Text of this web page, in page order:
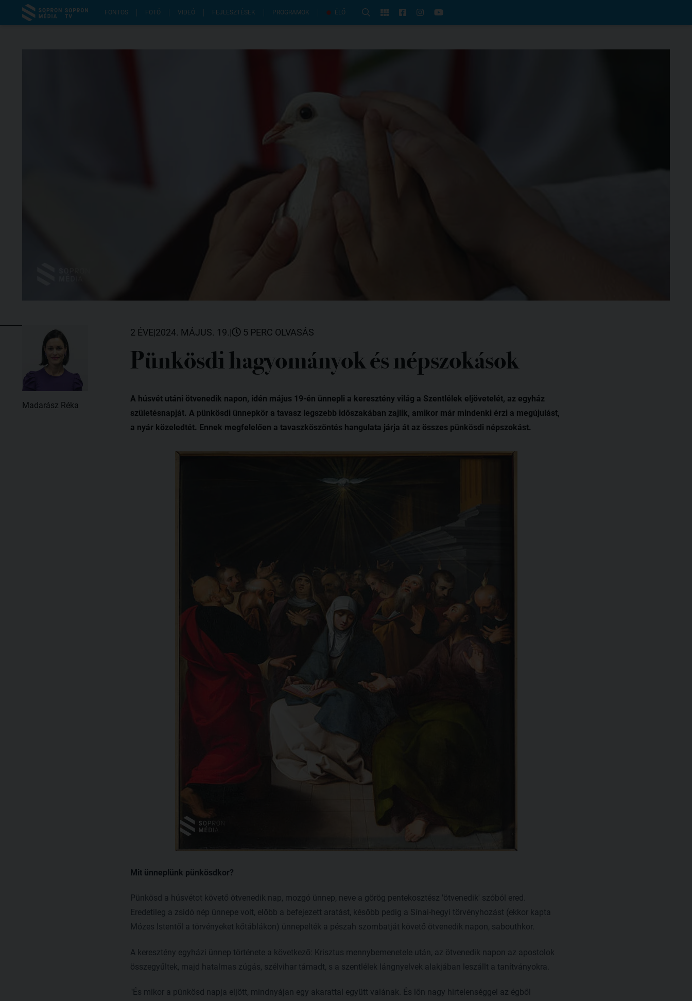
FONTOS FOTÓ VIDEÓ FEJLESZTÉSEK PROGRAMOK ÉLŐ
Madarász Réka
2 ÉVE|2024. MÁJUS. 19.| 5 PERC OLVASÁS
Pünkösdi hagyományok és népszokások
A húsvét utáni ötvenedik napon, idén május 19-én ünnepli a keresztény világ a Szentlélek eljövetelét, az egyház
születésnapját. A pünkösdi ünnepkör a tavasz legszebb időszakában zajlik, amikor már mindenki érzi a megújulást,
a nyár közeledtét. Ennek megfelelően a tavaszköszöntés hangulata járja át az összes pünkösdi népszokást.
Mit ünneplünk pünkösdkor?
Pünkösd a húsvétot követő ötvenedik nap, mozgó ünnep, neve a görög pentekosztész 'ötvenedik' szóból ered.
Eredetileg a zsidó nép ünnepe volt, előbb a befejezett aratást, később pedig a Sínai-hegyi törvényhozást (ekkor kapta
Mózes Istentől a törvényeket kőtáblákon) ünnepelték a pészah szombatját követő ötvenedik napon, sabouthkor.
A keresztény egyházi ünnep története a következő: Krisztus mennybemenetele után, az ötvenedik napon az apostolok
összegyűltek, majd hatalmas zúgás, szélvihar támadt, s a szentlélek lángnyelvek alakjában leszállt a tanítványokra.
"És mikor a pünkösd napja eljött, mindnyájan egy akarattal együtt valának. És lőn nagy hirtelenséggel az égből